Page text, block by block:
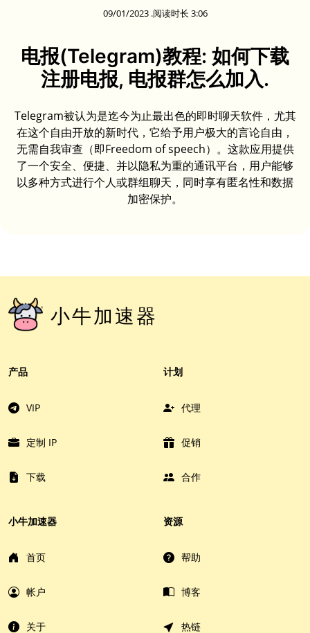
09/01/2023 .阅读时长 3:06
电报(Telegram)教程: 如何下载
注册电报, 电报群怎么加入.
Telegram被认为是迄今为止最出色的即时聊天软件，尤其
在这个自由开放的新时代，它给予用户极大的言论自由，
无需自我审查（即Freedom of speech）。这款应用提供
了一个安全、便捷、并以隐私为重的通讯平台，用户能够
以多种方式进行个人或群组聊天，同时享有匿名性和数据
加密保护。
小牛加速器
产品
VIP
定制 IP
下载
小牛加速器
首页
帐户
关于
计划
代理
促销
合作
资源
帮助
博客
热链